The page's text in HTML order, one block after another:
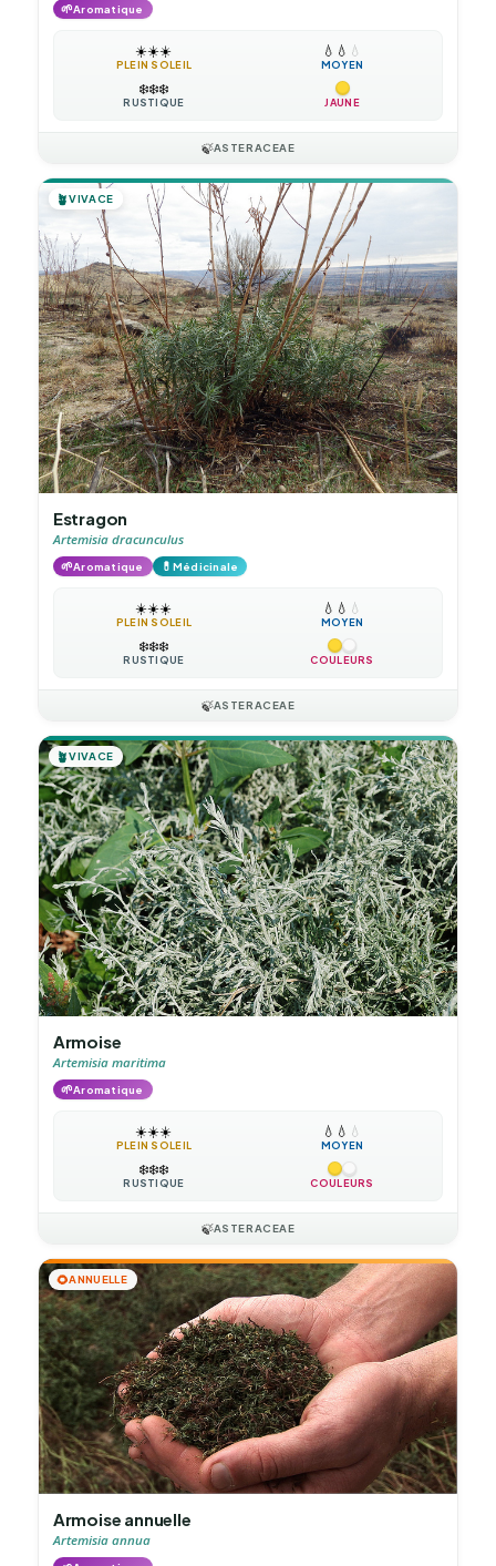
🌱Aromatique
☀️☀️☀️
PLEIN SOLEIL
💧 💧 💧
MOYEN
❄️❄️❄️
RUSTIQUE JAUNE
🍃ASTERACEAE
🪴VIVACE
Estragon
Artemisia dracunculus
🌱Aromatique 💊 Médicinale
☀️☀️☀️
PLEIN SOLEIL
💧 💧 💧
MOYEN
❄️❄️❄️
RUSTIQUE COULEURS
🍃ASTERACEAE
🪴VIVACE
Armoise
Artemisia maritima
🌱Aromatique
☀️☀️☀️
PLEIN SOLEIL
💧 💧 💧
MOYEN
❄️❄️❄️
RUSTIQUE COULEURS
🍃ASTERACEAE
🌻ANNUELLE
Armoise annuelle
Artemisia annua